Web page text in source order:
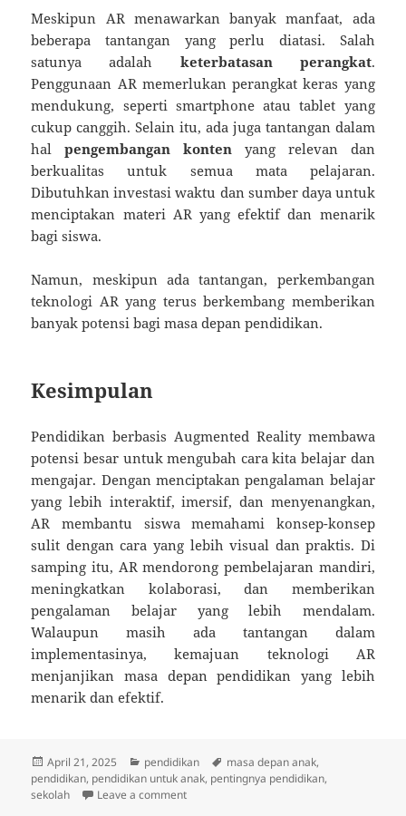
Meskipun AR menawarkan banyak manfaat, ada
beberapa tantangan yang perlu diatasi. Salah
satunya adalah keterbatasan perangkat.
Penggunaan AR memerlukan perangkat keras yang
mendukung, seperti smartphone atau tablet yang
cukup canggih. Selain itu, ada juga tantangan dalam
halpengembangan konten yang relevan dan
berkualitas untuk semua mata pelajaran.
Dibutuhkan investasi waktu dan sumber daya untuk
menciptakan materi AR yang efektif dan menarik
bagi siswa.
Namun, meskipun ada tantangan, perkembangan
teknologi AR yang terus berkembang memberikan
banyak potensi bagi masa depan pendidikan.
Kesimpulan
Pendidikan berbasis Augmented Reality membawa
potensi besar untuk mengubah cara kita belajar dan
mengajar. Dengan menciptakan pengalaman belajar
yang lebih interaktif, imersif, dan menyenangkan,
AR membantu siswa memahami konsep-konsep
sulit dengan cara yang lebih visual dan praktis. Di
samping itu, AR mendorong pembelajaran mandiri,
meningkatkan kolaborasi, dan memberikan
pengalaman belajar yang lebih mendalam.
Walaupun masih ada tantangan dalam
implementasinya, kemajuan teknologi AR
menjanjikan masa depan pendidikan yang lebih
menarik dan efektif.
Posted
on
April 21, 2025 Categories
pendidikan Tags
masa depan anak,
pendidikan, pendidikan untuk anak, pentingnya pendidikan,
sekolah
Leave a commenton Pendidikan Berbasis Augmented